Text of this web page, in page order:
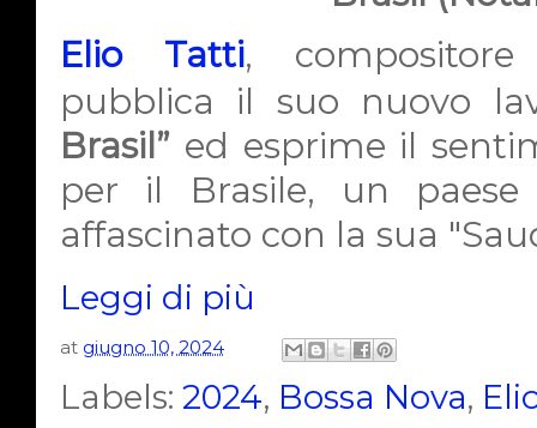
Elio Tatti,
pubblica il suo nuovo
Brasil” ed esprime il
per il Brasile, un
affascinato con la sua
Leggi di più
at giugno 10, 2024
Labels: 2024, Bossa Nova,